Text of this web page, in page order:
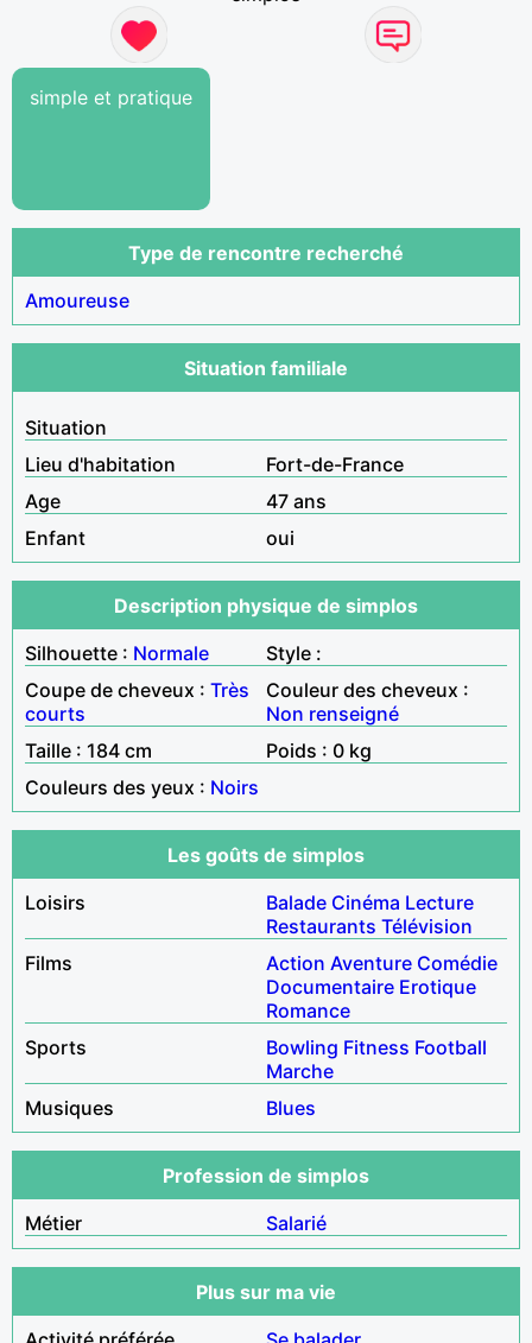
simple et pratique
Type de rencontre recherché
Amoureuse
Situation familiale
Situation
Lieu d'habitation
Fort-de-France
Age
47 ans
Enfant
oui
Description physique de simplos
Silhouette : Normale
Style :
Coupe de cheveux : Très
courts
Couleur des cheveux :
Non renseigné
Taille : 184 cm
Poids : 0 kg
Couleurs des yeux : Noirs
Les goûts de simplos
Loisirs
Balade Cinéma Lecture
Restaurants Télévision
Films
Action Aventure Comédie
Documentaire Erotique
Romance
Sports
Bowling Fitness Football
Marche
Musiques
Blues
Profession de simplos
Métier
Salarié
Plus sur ma vie